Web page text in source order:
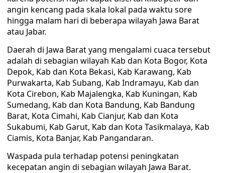
angin kencang pada skala lokal pada waktu sore
hingga malam hari di beberapa wilayah Jawa Barat
atau Jabar.
Daerah di Jawa Barat yang mengalami cuaca tersebut
adalah di sebagian wilayah Kab dan Kota Bogor, Kota
Depok, Kab dan Kota Bekasi, Kab Karawang, Kab
Purwakarta, Kab Subang, Kab Indramayu, Kab dan
Kota Cirebon, Kab Majalengka, Kab Kuningan, Kab
Sumedang, Kab dan Kota Bandung, Kab Bandung
Barat, Kota Cimahi, Kab Cianjur, Kab dan Kota
Sukabumi, Kab Garut, Kab dan Kota Tasikmalaya, Kab
Ciamis, Kota Banjar, Kab Pangandaran.
Waspada pula terhadap potensi peningkatan
kecepatan angin di sebagian wilayah Jawa Barat.